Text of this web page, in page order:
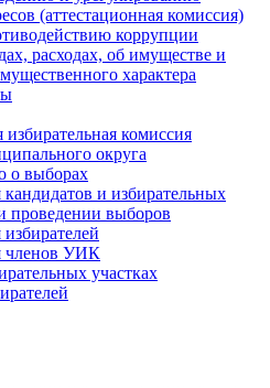
(аттестационная комиссия)
коррупции
расходах, об имуществе и
характера
избирательная комиссия
округа
о выборах
и избирательных
проведении выборов
членов УИК
участках